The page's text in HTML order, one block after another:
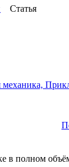
Статья
полном